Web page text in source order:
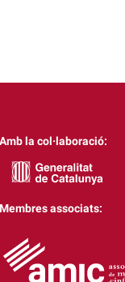
Amb la col·laboració:
Membres associats: